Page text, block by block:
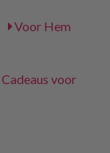
Voor Hem
voor